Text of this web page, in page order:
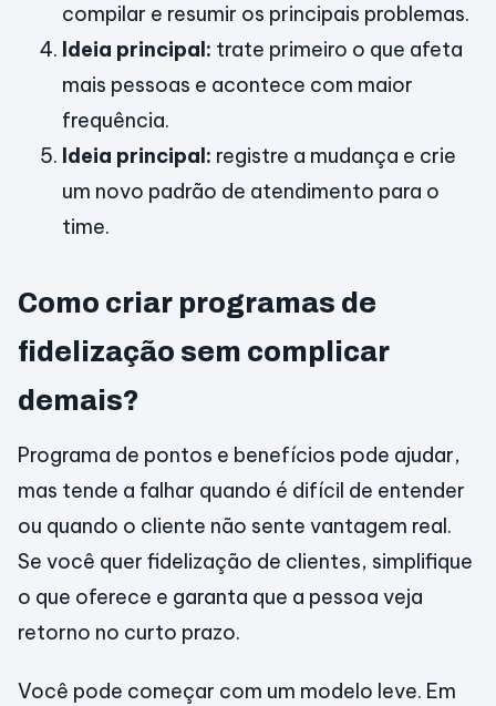
compilar e resumir os principais problemas.
Ideia principal: trate primeiro o que afeta
mais pessoas e acontece com maior
frequência.
Ideia principal: registre a mudança e crie
um novo padrão de atendimento para o
time.
Como criar programas de
fidelização sem complicar
demais?
Programa de pontos e benefícios pode ajudar,
mas tende a falhar quando é difícil de entender
ou quando o cliente não sente vantagem real.
Se você quer fidelização de clientes, simplifique
o que oferece e garanta que a pessoa veja
retorno no curto prazo.
Você pode começar com um modelo leve. Em